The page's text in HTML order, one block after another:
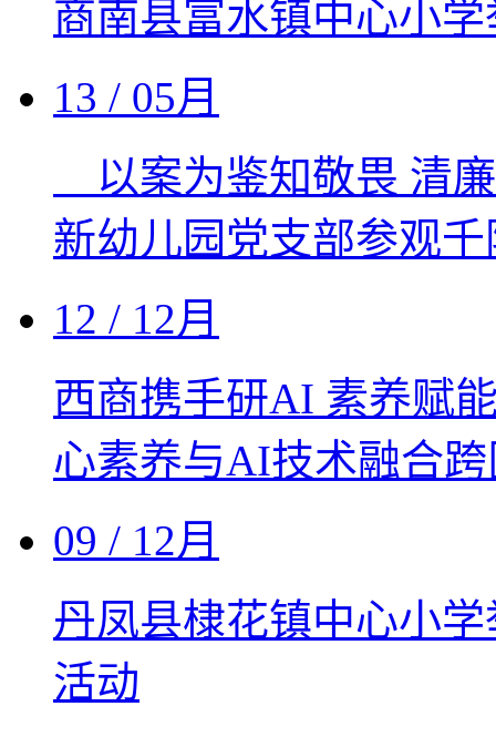
商南县富水镇中心小
13 / 05月
以案为鉴知敬畏
新幼儿园党支部参观
12 / 12月
西商携手研AI 素养赋
心素养与AI技术融合
09 / 12月
丹凤县棣花镇中心小
活动